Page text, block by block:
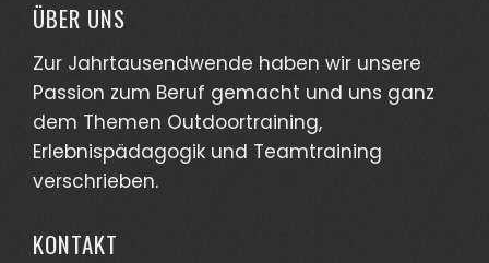
ÜBER UNS
Zur Jahrtausendwende haben wir unsere
Passion zum Beruf gemacht und uns ganz
dem Themen Outdoortraining,
Erlebnispädagogik und Teamtraining
verschrieben.
KONTAKT